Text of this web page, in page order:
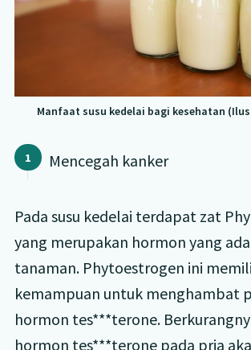
Manfaat susu kedelai bagi kesehatan
Mencegah kanker
Pada susu kedelai terdapat zat
yang merupakan hormon yang
tanaman. Phytoestrogen ini
kemampuan untuk menghambat
hormon tes***terone.
hormon tes***terone pada pria